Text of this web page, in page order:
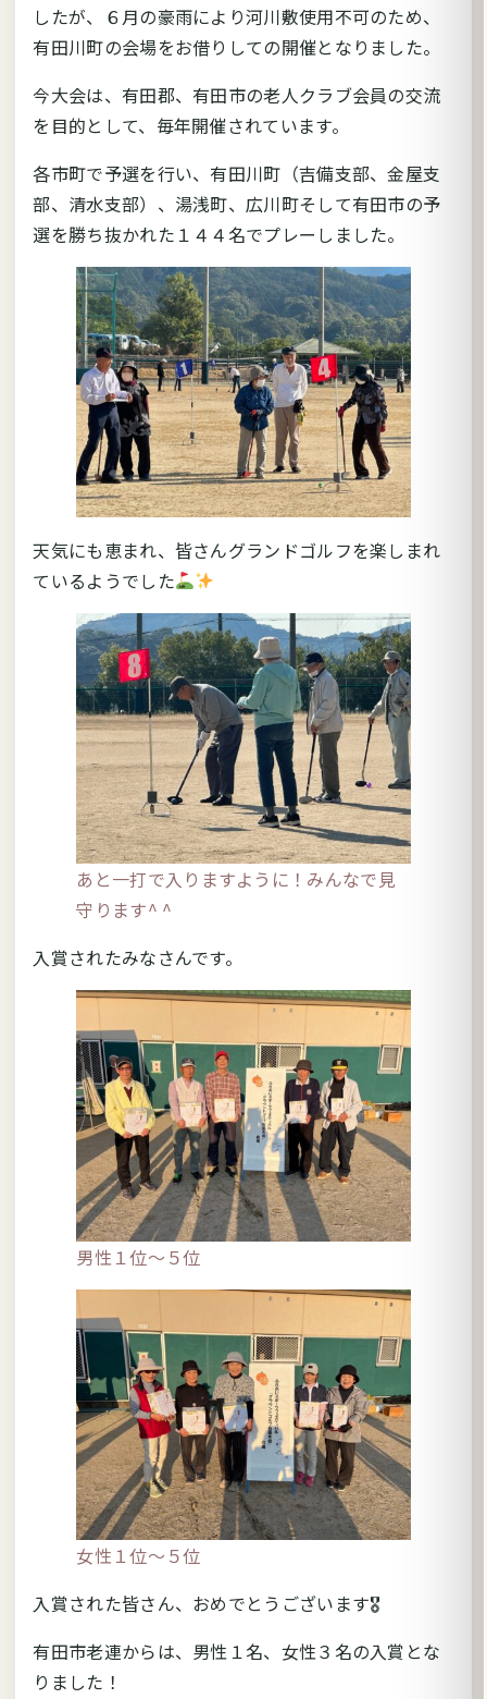
したが、６月の豪雨により河川敷使用不可のため、
有田川町の会場をお借りしての開催となりました。
今大会は、有田郡、有田市の老人クラブ会員の交流
を目的として、毎年開催されています。
各市町で予選を行い、有田川町（吉備支部、金屋支
部、清水支部）、湯浅町、広川町そして有田市の予
選を勝ち抜かれた１４４名でプレーしました。
天気にも恵まれ、皆さんグランドゴルフを楽しまれ
ているようでした
あと一打で入りますように！みんなで見
守ります^ ^
入賞されたみなさんです。
男性１位～５位
女性１位～５位
入賞された皆さん、おめでとうございます🎖
有田市老連からは、男性１名、女性３名の入賞とな
りました！